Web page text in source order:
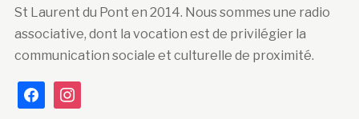
St Laurent du Pont en 2014. Nous sommes une radio
associative, dont la vocation est de privilégier la
communication sociale et culturelle de proximité.
facebookinstagram